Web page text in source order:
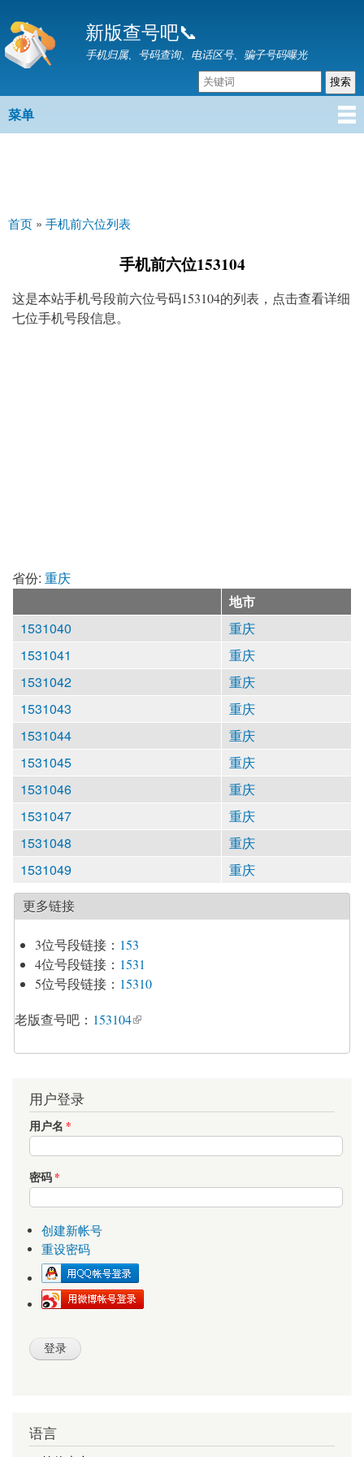
转
到
要
容
新版查号吧📞
手机归属、号码查询、电话区号、骗子号码曝光
主菜单
菜单
你在这里
首页 » 手机前六位列表
手机前六位153104
这是本站手机号段前六位号码153104的列表，点击查看详细
七位手机号段信息。
省份: 重庆
地市
1531040
重庆
1531041
重庆
1531042
重庆
1531043
重庆
1531044
重庆
1531045
重庆
1531046
重庆
1531047
重庆
1531048
重庆
1531049
重庆
更多链接
3位号段链接： 153
4位号段链接： 1531
5位号段链接： 15310
老版查号吧： 153104
用户登录
用户名 *
密码*
创建新帐号
重设密码
语言